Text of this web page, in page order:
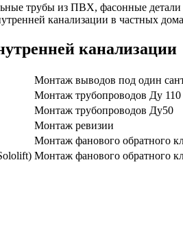
трубы из ПВХ, фасонные
канализации в частных
канализации
Монтаж выводов под один
Монтаж трубопроводов Ду 110
Монтаж трубопроводов Ду50
Монтаж ревизии
Монтаж фанового обратного
Монтаж фанового обратного